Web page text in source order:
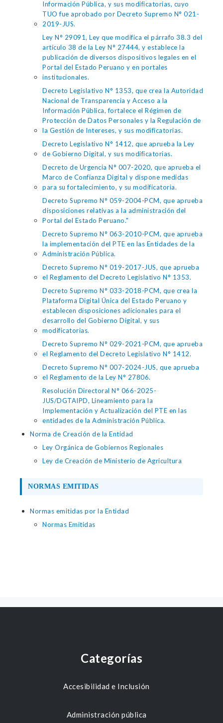
Información Pública, y sus modificatorias, cuyo
TUO fue aprobado por Decreto Supremo N° 021-
2019-JUS.
Ley N° 29091, Ley que modifica el párrafo 38.3 del
artículo 38 de la Ley N° 27444, y establece la
publicación de diversos dispositivos legales en el
Portal del Estado Peruano y en portales
institucionales.
Decreto Legislativo N° 1353, que crea la Autoridad
Nacional de Transparencia y Acceso a la
Información Pública, fortalece el Régimen de
Protección de Datos Personales y la Regulación de
la Gestión de Intereses, y sus modificatorias.
Decreto Legislativo N° 1412, que aprueba la Ley
de Gobierno Digital, y sus modificatorias.
Decreto de Urgencia N° 007-2020, que aprueba el
Marco de Confianza Digital y dispone medidas
para su fortalecimiento, y su modificatoria.
Decreto Supremo N° 059-2004-PCM, que aprueba
disposiciones relativas a la administración del
Portal del Estado Peruano."
Decreto Supremo N° 063-2010-PCM, que aprueba
la implementación del PTE en las Entidades de la
Administración Pública.
Decreto Supremo N° 019-2017-JUS, que aprueba
el Reglamento del Decreto Legislativo N° 1353.
Decreto Supremo N° 033-2018-PCM, que crea la
Plataforma Digital Única del Estado Peruano y
establecen disposiciones adicionales para el
desarrollo del Gobierno Digital, y sus
modificatorias.
Decreto Supremo N° 029-2021-PCM, que aprueba
el Reglamento del Decreto Legislativo N° 1412.
Decreto Supremo N° 007-2024-JUS, que aprueba
el Reglamento de la Ley N° 27806.
Resolución Directoral N° 066-2025-
JUS/DGTAIPD, Lineamiento para la
Implementación y Actualización del PTE en las
entidades de la Administración Pública.
Norma de Creación de la Entidad
Ley Orgánica de Gobiernos Regionales
Ley de Creación de Ministerio de Agricultura
NORMAS EMITIDAS
Normas emitidas por la Entidad
Normas Emitidas
Categorías
Accesibilidad e Inclusión
Administración pública